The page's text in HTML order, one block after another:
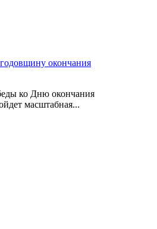
окончания
ко Дню окончания
масштабная...